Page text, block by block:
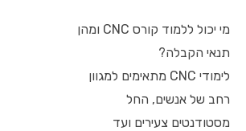
מי יכול ללמוד קורס CNC ומהן
תנאי הקבלה?
לימודי CNC מתאימים למגוון
רחב של אנשים, החל
מסטודנטים צעירים ועד